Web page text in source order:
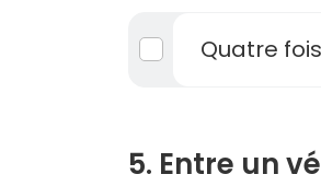
Quatre
5. Entre un